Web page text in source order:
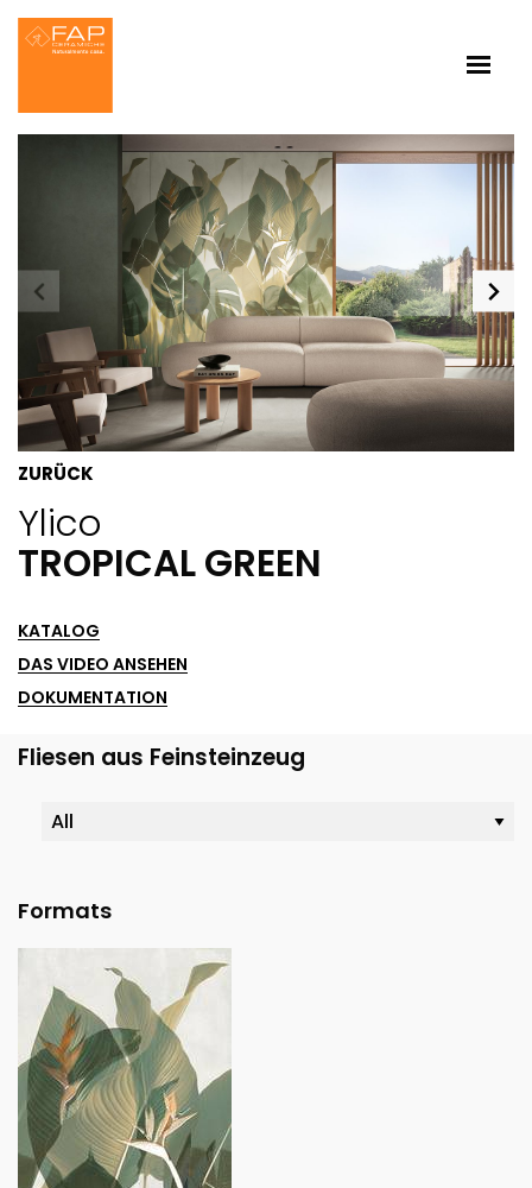
ZURÜCK
Ylico
TROPICAL GREEN
KATALOG
DAS VIDEO ANSEHEN
DOKUMENTATION
Fliesen aus Feinsteinzeug
Formats